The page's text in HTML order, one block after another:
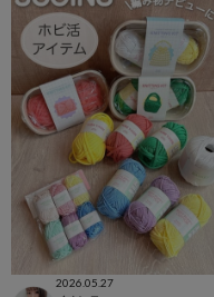
2026.05.27